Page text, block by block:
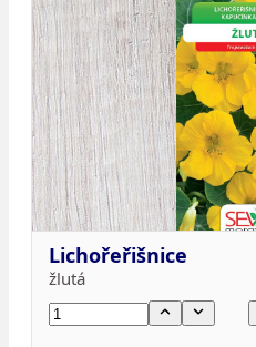
Lichořeřišnice
žlutá